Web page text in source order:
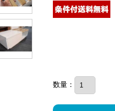
数量：